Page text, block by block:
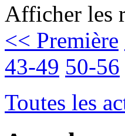
Afficher les
<< Première
43-49 50-56
Toutes les